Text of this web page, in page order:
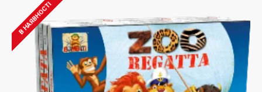
В НАЯВНОСТІ